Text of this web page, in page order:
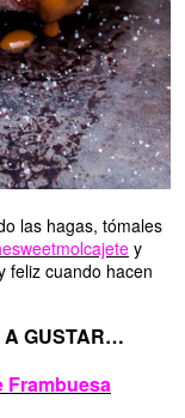
las hagas, tómales
y
feliz cuando hacen
A GUSTAR…
Frambuesa